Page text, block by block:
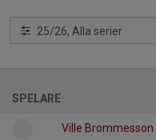
25/26, Alla serier
SPELARE
Ville Brommesson